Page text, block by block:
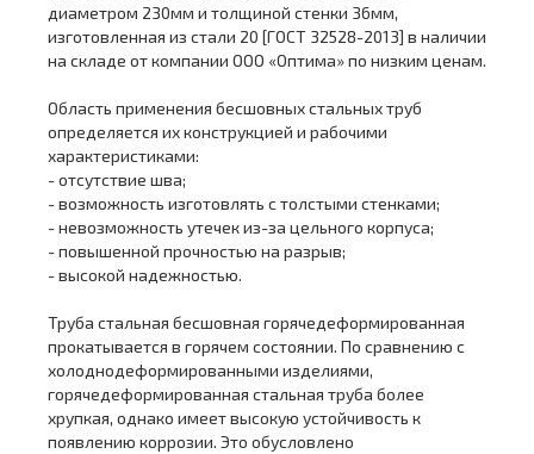
диаметром 230мм и толщиной стенки 36мм,
изготовленная из стали 20 [ГОСТ 32528-2013] в наличии
на складе от компании ООО «Оптима» по низким ценам.
Область применения бесшовных стальных труб
определяется их конструкцией и рабочими
характеристиками:
- отсутствие шва;
- возможность изготовлять с толстыми стенками;
- невозможность утечек из-за цельного корпуса;
- повышенной прочностью на разрыв;
- высокой надежностью.
Труба стальная бесшовная горячедеформированная
прокатывается в горячем состоянии. По сравнению с
холоднодеформированными изделиями,
горячедеформированная стальная труба более
хрупкая, однако имеет высокую устойчивость к
появлению коррозии. Это обусловлено